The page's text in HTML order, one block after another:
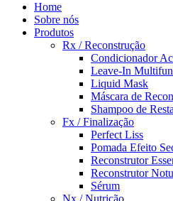
Home
Sobre nós
Produtos
Rx / Reconstrução
Condicionador
Leave-In
Liquid Mask
Máscara de
Shampoo de
Fx / Finalização
Perfect Liss
Pomada Efeito
Reconstrutor
Reconstrutor
Sérum
Nx / Nutrição